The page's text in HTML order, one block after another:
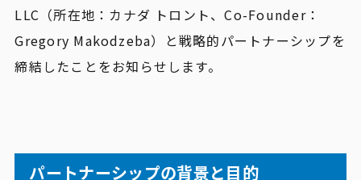
LLC（所在地：カナダ トロント、Co-Founder：
Gregory Makodzeba）と戦略的パートナーシップを
締結したことをお知らせします。
パートナーシップの背景と目的